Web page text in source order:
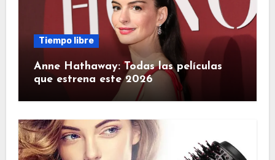
Tiempo libre
Anne Hathaway: Todas las películas
que estrena este 2026